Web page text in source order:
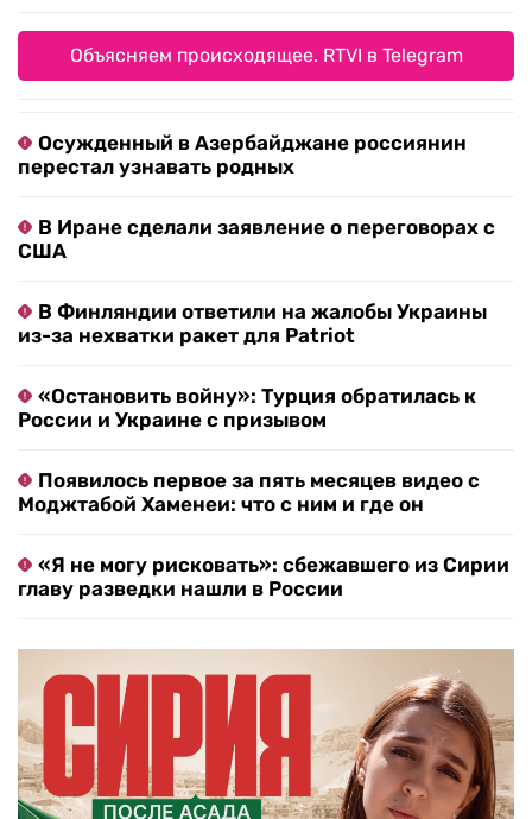
Объясняем происходящее. RTVI в Telegram
Осужденный в Азербайджане россиянин
перестал узнавать родных
В Иране сделали заявление о переговорах с
США
В Финляндии ответили на жалобы Украины
из-за нехватки ракет для Patriot
«Остановить войну»: Турция обратилась к
России и Украине с призывом
Появилось первое за пять месяцев видео с
Моджтабой Хаменеи: что с ним и где он
«Я не могу рисковать»: сбежавшего из Сирии
главу разведки нашли в России